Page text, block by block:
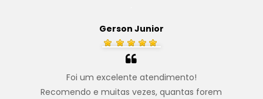
Gerson Junior
Foi um excelente atendimento!
Recomendo e muitas vezes, quantas forem